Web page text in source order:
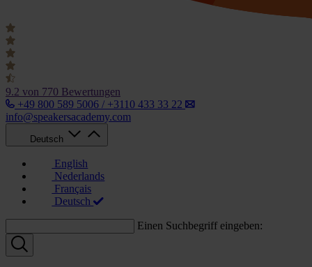
9.2 von 770 Bewertungen
+49 800 589 5006 / +3110 433 33 22
info@speakersacademy.com
Deutsch
English
Nederlands
Français
Deutsch
Einen Suchbegriff eingeben: